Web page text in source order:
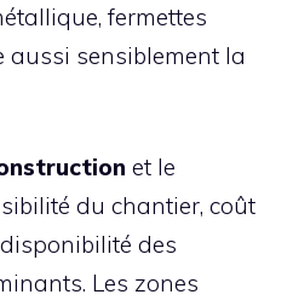
fermettes
aussi sensiblement la
et le
du chantier, coût
des
Les zones